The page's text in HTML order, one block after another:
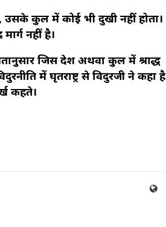
उसके कुल में कोई भी दुखी नहीं होता।
नहीं है।
जिस देश अथवा कुल में श्राद्ध
में घृतराष्ट्र से विदुरजी ने कहा है
कहते।